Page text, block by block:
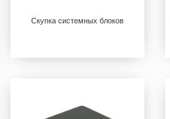
Скупка системных блоков